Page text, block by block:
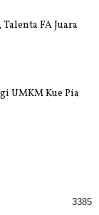
FA Juara
UMKM Kue Pia
3385